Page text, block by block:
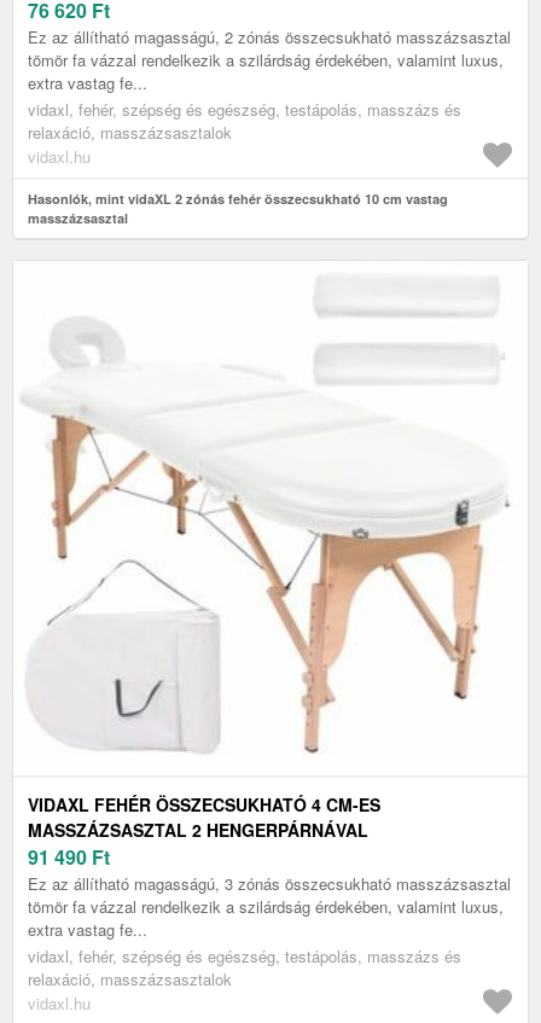
76 620 Ft
Ez az állítható magasságú, 2 zónás összecsukható masszázsasztal
tömör fa vázzal rendelkezik a szilárdság érdekében, valamint luxus,
extra vastag fe...
vidaxl, fehér, szépség és egészség, testápolás, masszázs és
relaxáció, masszázsasztalok
vidaxl.hu
Hasonlók, mint vidaXL 2 zónás fehér összecsukható 10 cm vastag
masszázsasztal
VIDAXL FEHÉR ÖSSZECSUKHATÓ 4 CM-ES
MASSZÁZSASZTAL 2 HENGERPÁRNÁVAL
91 490 Ft
Ez az állítható magasságú, 3 zónás összecsukható masszázsasztal
tömör fa vázzal rendelkezik a szilárdság érdekében, valamint luxus,
extra vastag fe...
vidaxl, fehér, szépség és egészség, testápolás, masszázs és
relaxáció, masszázsasztalok
vidaxl.hu